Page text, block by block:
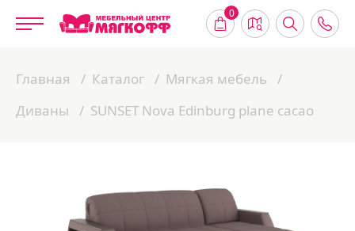
0
Главная Каталог
Мягкая мебель
Диваны
SUNSET Nova Edinburg plane cacao